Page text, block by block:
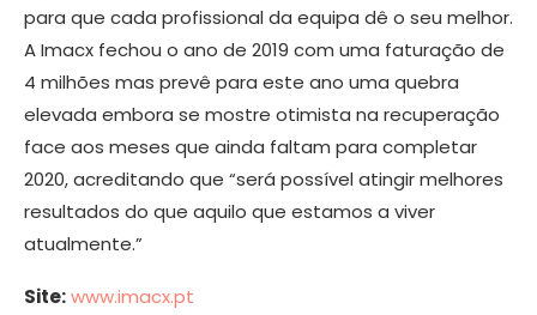
para que cada profissional da equipa dê o seu melhor.
A Imacx fechou o ano de 2019 com uma faturação de
4 milhões mas prevê para este ano uma quebra
elevada embora se mostre otimista na recuperação
face aos meses que ainda faltam para completar
2020, acreditando que “será possível atingir melhores
resultados do que aquilo que estamos a viver
atualmente.”
Site:www.imacx.pt